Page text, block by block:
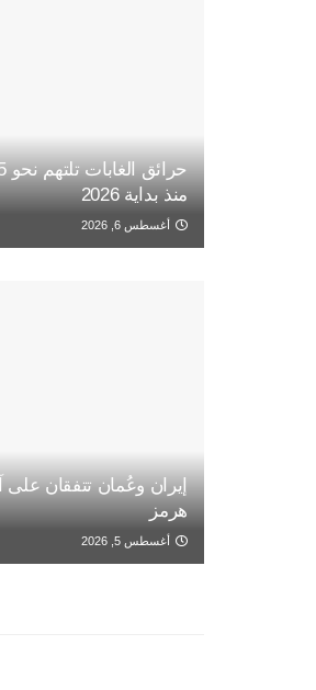
منذ بداية 2026
أغسطس 6, 2026
إيران وعُمان تتفقان على
هرمز
أغسطس 5, 2026